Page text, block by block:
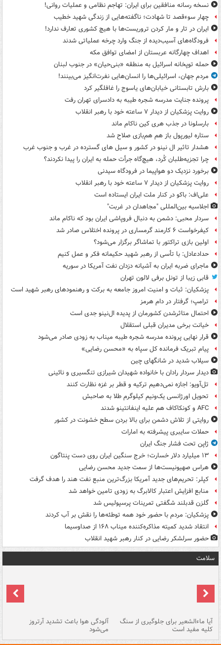
نسخه رسانه منافقین برای ایران: تهاجم نظامی و عملیات روانی!
چهار سوءقصد تا شهادت؛ ناگفته‌هایی از زندگی شهید خطیب
ایران در تار و مار کردن تروریست‌ها با هیچ کشوری تعارف ندارد!
فرودگاه‌های آسیب‌دیده از جنگ وارد چرخه عملیاتی شدند
اهداف چهارگانه عربستان از امضای توافق مکه
حمله توپخانه اسرائیل به منطقه «بنی‌حیان» در جنوب لبنان
مردم جهان، اسرائیلی‌ها را انسان‌هایی نفرت‌انگیز می‌بینند!
بارش تابستانی خیابان‌های یاسوج را غافلگیر کرد
پرونده جنایت مدرسه شجره طیبه به دادسرای تهران رفت
روایت پزشکیان از دیدار ۷ ساعته خود با رهبر انقلاب
بارسلونا در جذب هری کین ناکام ماند
ستاره لیورپول باز هم هم‌بازی صلاح شد
هشدار تاثیر ال نینو در کشور و سیل های گسترده در غرب و جنوب غرب
چرا تجزیه‌طلبان کُرد، هیچ‌گاه جرأت حمله به ایران را پیدا نکردند؟
برخورد نزدیک دو هواپیما در فرودگاه سیدنی
روایت پزشکیان از دیدار ۷ ساعته خود با رهبر انقلاب
علی‌اف: باکو در کنار ملت ایران ایستاده است
اجلاسیه بین‌المللی "مجاهدان در غربت"
سردار محبی: دشمن به دنبال فروپاشی ایران بود که ناکام ماند
کیفرخواست ۶ کارمند گرمساری در پرونده اختلاس صادر شد
اولین بازی تراکتور با تماشاگر برگزار می‌شود؟
حدادعادل: با تأسی از رهبر شهید حکیمانه فکر و عمل کنیم
ماجرای ضربه ایران به آشیانه دزدان نفت آمریکا در سوریه
قابی زیبا از تونل برفی لالون تهران
پزشکیان: ثبات و امنیت امروز جامعه به برکت و رهنمودهای رهبر شهید است
ترامپ؛ گرفتار در دام هرمز
احتمال متاثرشدن کشورمان از پدیده ال‌نینو جدی است
خیانت برخی مدیران قبلی استقلال
قرار نهایی پرونده مدرسه شجره طیبه میناب به زودی صادر می‌شود
پیام تبریک فرمانده کل سپاه به «محسن رضایی»
سیلاب شدید در شانگهای چین
دیدار سردار رادان با خانواده‌ شهیدان شیرازی تنگسیری و نائینی
تل‌آویو: اجازه نمی‌دهیم ترکیه و قطر بر غزه نظارت کنند
تحویل اورژانسی یک‌ونیم کیلوگرم طلا به صاحبش
AFC و کونکاکاف هم علیه اینفانتینو شدند
روایتی از تلاش دشمن برای بالا بردن سطح خشونت در کشور
حملات سایبری پیشرفته به امارات
ژاپن تحت فشار جنگ ایران
۱۳ میلیارد دلار خسارت؛ خرج سنگین ایران روی دست پنتاگون
هراس صهیونیست‌ها از سمت جدید محسن رضایی
کپلر: تحریم‌های جدید آمریکا بزرگ‌ترین منبع نفت هند را هدف گرفت
منابع افزایش اعتبار کالابرگ به زودی تامین خواهد شد
گلزن قدبلند شگفتی تمرینات پرسپولیس شد
پزشکیان: مردم با حضور خود همه توطئه‌ها را نقش بر آب کردند
انتقاد شدید کمیته مذاکره‌کننده میناب ۱۶۸ از صداوسیما
حضور سرلشکر رضایی در کنار رهبر شهید انقلاب
سلامت
آیا ماءالشعیر برای جلوگیری از سنگ
کلیه مفید است
آلودگی هوا باعث تشدید آرتروز
می‌شود